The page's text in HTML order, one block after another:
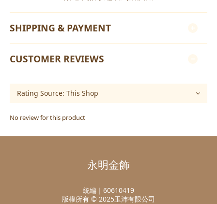
SHIPPING & PAYMENT
CUSTOMER REVIEWS
No review for this product
永明金飾
統編｜60610419
版權所有 © 2025玉沛有限公司